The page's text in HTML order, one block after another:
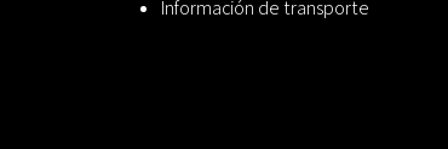
Información de transporte